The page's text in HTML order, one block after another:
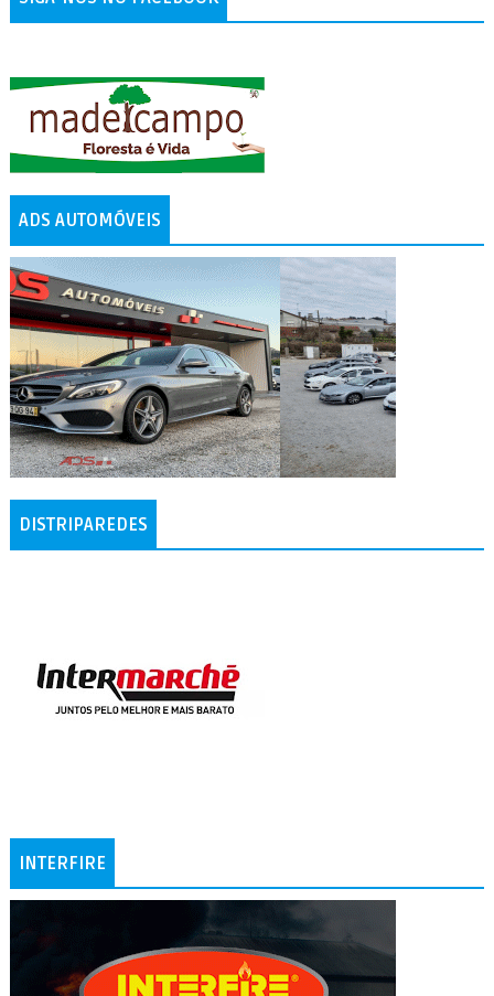
ADS AUTOMÓVEIS
DISTRIPAREDES
INTERFIRE